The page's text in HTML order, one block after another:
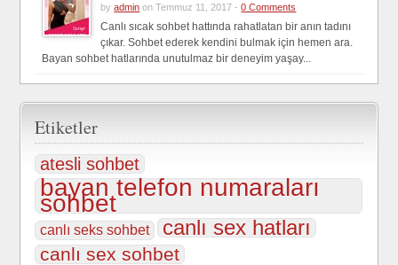
byadmin on Temmuz 11, 2017 -0 Comments
Canlı sıcak sohbet hattında rahatlatan bir anın tadını
çıkar. Sohbet ederek kendini bulmak için hemen ara.
Bayan sohbet hatlarında unutulmaz bir deneyim yaşay...
Etiketler
atesli sohbet
bayan telefon numaraları
sohbet
canlı seks sohbet canlı sex hatları
canlı sex sohbet